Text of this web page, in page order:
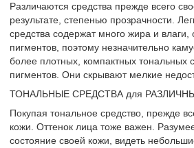
Различаются средства прежде всего
результате, степенью прозрачности.
средства содержат много жира и
пигментов, поэтому незначительно
более плотных, компактных тональных
пигментов. Они скрывают мелкие
ТОНАЛЬНЫЕ СРЕДСТВА для
Покупая тональное средство, прежде
кожи. Оттенок лица тоже важен.
состояние своей кожи, видеть